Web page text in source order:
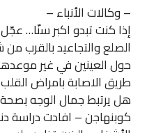
– وكالات الأنباء –
إذا كنت تبدو اكبر سنّا…
الصلع والتجاعيد بالقرب
حول العينين في غير
طريق الاصابة بامراض
هل يرتبط جمال الوجه
كوبنهاجن – افادت دراسة